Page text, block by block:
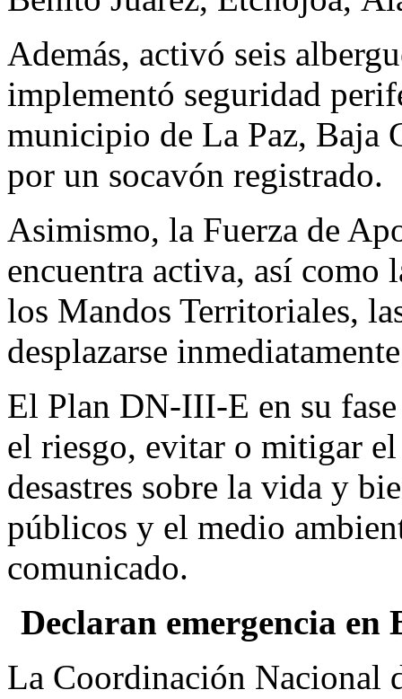
Además, activó seis
implementó seguridad
municipio de La Paz, Baja
por un socavón registrado.
Asimismo, la Fuerza de
encuentra activa, así como
los Mandos Territoriales,
desplazarse
El Plan DN-III-E en su
el riesgo, evitar o mitigar
desastres sobre la vida y
públicos y el medio
comunicado.
Declaran emergencia en
La Coordinación Nacional